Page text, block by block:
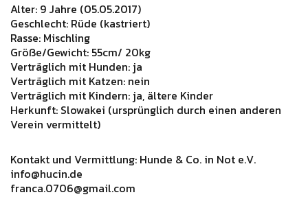
Alter: 9 Jahre (05.05.2017)
Geschlecht: Rüde (kastriert)
Rasse: Mischling
Größe/Gewicht: 55cm/ 20kg
Verträglich mit Hunden: ja
Verträglich mit Katzen: nein
Verträglich mit Kindern: ja, ältere Kinder
Herkunft: Slowakei (ursprünglich durch einen anderen
Verein vermittelt)
Kontakt und Vermittlung: Hunde & Co. in Not e.V.
info@hucin.de
franca.0706@gmail.com